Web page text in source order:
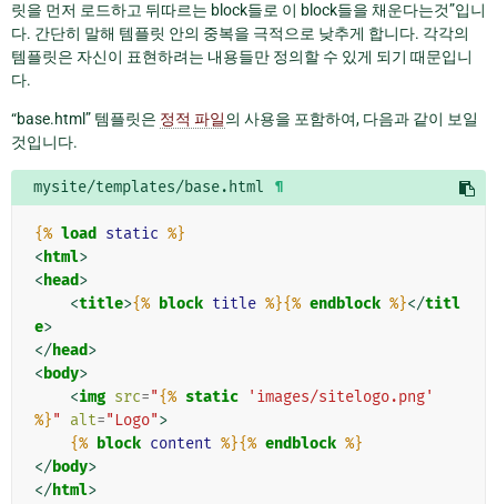
릿을 먼저 로드하고 뒤따르는 block들로 이 block들을 채운다는것”입니
다. 간단히 말해 템플릿 안의 중복을 극적으로 낮추게 합니다. 각각의
템플릿은 자신이 표현하려는 내용들만 정의할 수 있게 되기 때문입니
다.
“base.html” 템플릿은 정적 파일의 사용을 포함하여, 다음과 같이 보일
것입니다.
mysite/templates/base.html ¶
{% load static %}
<html>
<head>
<title>{% block title %}{% endblock %}</titl
e>
</head>
<body>
<img src="{% static
'images/sitelogo.png'
%}" alt="Logo">
{% block content %}{% endblock %}
</body>
</html>